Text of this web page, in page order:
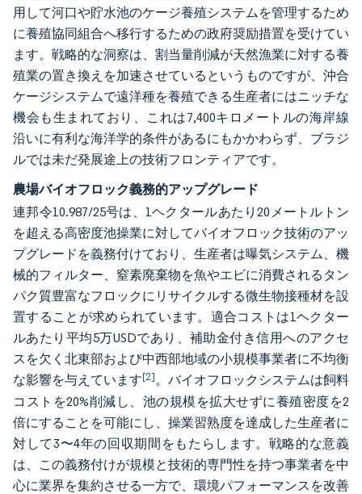
用して河口や貯水池のケージ養殖システムを管理するため
に養殖協同組合へ移行するための政府奨励措置を受けてい
ます。戦略的な洞察は、割当量削減が天然漁業に対する養
殖業の置き換えを加速させているというものですが、沖合
ケージシステムで遠洋種を養殖できる生産者にはニッチな
機会も生まれており、これは7,400キロメートルの海岸線
沿いに有利な海洋学的条件があるにもかかわらず、ブラジ
ルでは未だ発展途上の技術フロンティアです。
農場バイオフロック義務的アップグレード
連邦令10.987/25号は、1ヘクタールあたり20メートルトン
を超える高密度池操業に対してバイオフロック技術のアッ
プグレードを義務付けており、生産者は曝気システム、機
械的フィルター、窒素廃棄物を魚やエビに消費されるタン
パク質豊富なフロックにリサイクルする微生物接種材を設
置することが求められています。適合コストは1ヘクター
ルあたり平均5万USDであり、補助金付き信用へのアクセ
スを欠く北東部および中西部地域の小規模事業者に不均衡
な影響を与えています[2]。バイオフロックシステムは飼料
コストを20%削減し、池の規模を拡大せずに養殖密度を2
倍にすることを可能にし、操業習熟度を達成した生産者に
対して3〜4年の回収期間をもたらします。戦略的な意義
は、この義務付けが規模と技術的専門性を持つ事業者を中
心に業界を集約させる一方で、環境パフォーマンスを改善